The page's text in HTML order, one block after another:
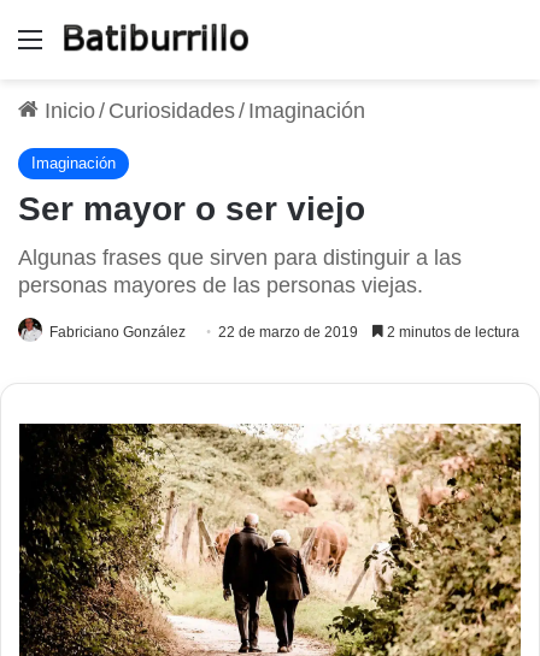
Menú
Inicio/ Curiosidades/ Imaginación
Imaginación
Ser mayor o ser viejo
Algunas frases que sirven para distinguir a las
personas mayores de las personas viejas.
Fabriciano González 22 de marzo de 2019 2 minutos de lectura